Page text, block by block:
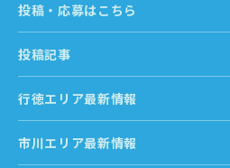
投稿・応募はこちら
投稿記事
行徳エリア最新情報
市川エリア最新情報